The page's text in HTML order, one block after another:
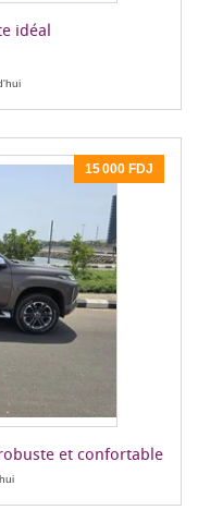
idéal
15 000 FDJ
et confortable